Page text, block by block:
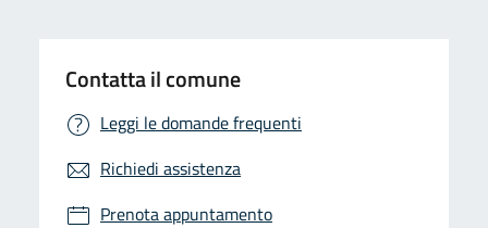
Contatta il comune
Leggi le domande frequenti
Richiedi assistenza
Prenota appuntamento